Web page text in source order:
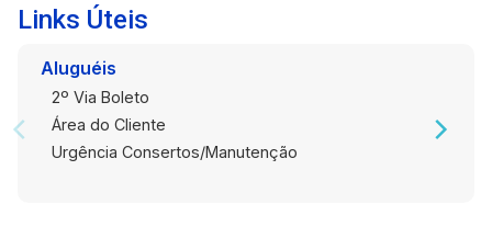
Links Úteis
Aluguéis
2º Via Boleto
Área do Cliente
Urgência Consertos/Manutenção